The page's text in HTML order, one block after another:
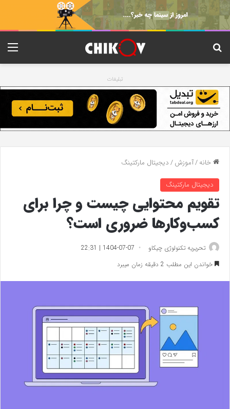
تبلیغات
خانه/آموزش/دیجیتال مارکتینگ
دیجیتال مارکتینگ
تقویم محتوایی چیست و چرا برای
کسب‌وکارها ضروری است؟
تحریریه تکنولوژی چیکاو
1404-07-07 | 22:31
خواندن این مطلب 2 دقیقه زمان میبرد